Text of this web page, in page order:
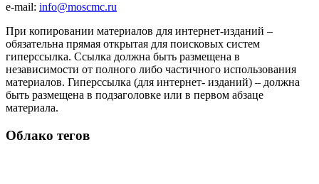
e-mail: info@moscmc.ru
При копировании материалов для интернет-изданий –
обязательна прямая открытая для поисковых систем
гиперссылка. Ссылка должна быть размещена в
независимости от полного либо частичного использования
материалов. Гиперссылка (для интернет- изданий) – должна
быть размещена в подзаголовке или в первом абзаце
материала.
Облако тегов